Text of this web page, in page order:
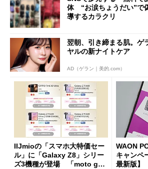
体 “お涙ちょうだい”で
導するカラクリ
翌朝、引き締まる肌。ゲ
ヤルの新ナイトケア
AD（ゲラン｜美的.com）
IIJmioの「スマホ大特価セー
ル」に「Galaxy Z8」シリー
ズ3機種が登場 「moto g37
WAON
キャンペ
最新版】